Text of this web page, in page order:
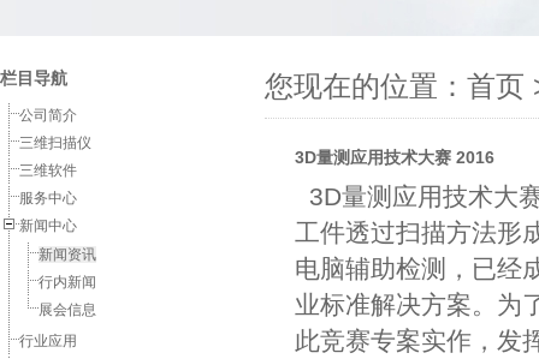
栏目导航
公司简介
三维扫描仪
三维软件
服务中心
新闻中心
新闻资讯
行内新闻
展会信息
行业应用
您现在的位置： 首页
3D量测应用技术大赛 2016
3D量测应用技术大
工件透过扫描方法形
电脑辅助检测，已经
业标准解决方案。为
此竞赛专案实作，发